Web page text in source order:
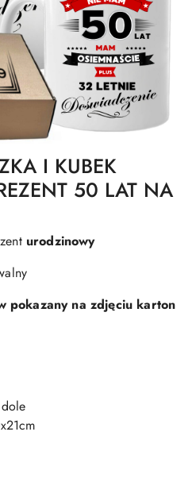
I KUBEK
50 LAT NA
urodzinowy
pokazany na zdjęciu karton
dole